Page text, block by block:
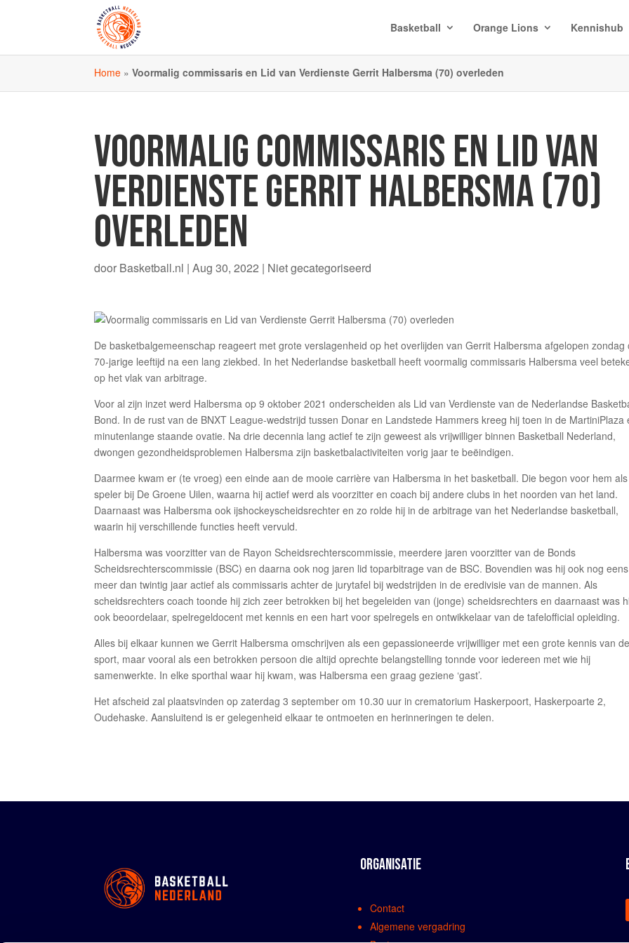
Basketball Orange Lions Kennishub
Home »Voormalig commissaris en Lid van Verdienste Gerrit Halbersma (70) overleden
VOORMALIG COMMISSARIS EN LID VAN
VERDIENSTE GERRIT HALBERSMA (70)
OVERLEDEN
door Basketball.nl |Aug 30, 2022 | Niet gecategoriseerd
De basketbalgemeenschap reageert met grote verslagenheid op het overlijden van Gerrit Halbersma afgelopen zondag
70-jarige leeftijd na een lang ziekbed. In het Nederlandse basketball heeft voormalig commissaris Halbersma veel
op het vlak van arbitrage.
Voor al zijn inzet werd Halbersma op 9 oktober 2021 onderscheiden als Lid van Verdienste van de Nederlandse
Bond. In de rust van de BNXT League-wedstrijd tussen Donar en Landstede Hammers kreeg hij toen in de MartiniPlaza
minutenlange staande ovatie. Na drie decennia lang actief te zijn geweest als vrijwilliger binnen Basketball Nederland,
dwongen gezondheidsproblemen Halbersma zijn basketbalactiviteiten vorig jaar te beëindigen.
Daarmee kwam er (te vroeg) een einde aan de mooie carrière van Halbersma in het basketball. Die begon voor hem als
speler bij De Groene Uilen, waarna hij actief werd als voorzitter en coach bij andere clubs in het noorden van het land.
Daarnaast was Halbersma ook ijshockeyscheidsrechter en zo rolde hij in de arbitrage van het Nederlandse basketball,
waarin hij verschillende functies heeft vervuld.
Halbersma was voorzitter van de Rayon Scheidsrechterscommissie, meerdere jaren voorzitter van de Bonds
Scheidsrechterscommissie (BSC) en daarna ook nog jaren lid toparbitrage van de BSC. Bovendien was hij ook nog eens
meer dan twintig jaar actief als commissaris achter de jurytafel bij wedstrijden in de eredivisie van de mannen. Als
scheidsrechters coach toonde hij zich zeer betrokken bij het begeleiden van (jonge) scheidsrechters en daarnaast was
ook beoordelaar, spelregeldocent met kennis en een hart voor spelregels en ontwikkelaar van de tafelofficial opleiding.
Alles bij elkaar kunnen we Gerrit Halbersma omschrijven als een gepassioneerde vrijwilliger met een grote kennis van de
sport, maar vooral als een betrokken persoon die altijd oprechte belangstelling tonnde voor iedereen met wie hij
samenwerkte. In elke sporthal waar hij kwam, was Halbersma een graag geziene ‘gast’.
Het afscheid zal plaatsvinden op zaterdag 3 september om 10.30 uur in crematorium Haskerpoort, Haskerpoarte 2,
Oudehaske. Aansluitend is er gelegenheid elkaar te ontmoeten en herinneringen te delen.
ORGANISATIE
Contact
Algemene vergadring